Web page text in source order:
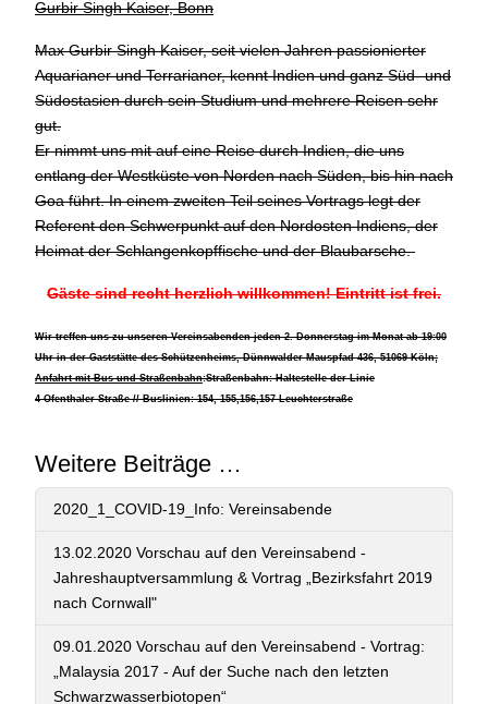
Gurbir Singh Kaiser, Bonn
Max Gurbir Singh Kaiser, seit vielen Jahren passionierter
Aquarianer und Terrarianer, kennt Indien und ganz Süd- und
Südostasien durch sein Studium und mehrere Reisen sehr
gut.
Er nimmt uns mit auf eine Reise durch Indien, die uns
entlang der Westküste von Norden nach Süden, bis hin nach
Goa führt. In einem zweiten Teil seines Vortrags legt der
Referent den Schwerpunkt auf den Nordosten Indiens, der
Heimat der Schlangenkopffische und der Blaubarsche.
Gäste sind recht herzlich willkommen! Eintritt ist frei.
Wir treffen uns zu unseren Vereinsabenden jeden 2. Donnerstag im Monat ab 19:00
Uhr in der Gaststätte des Schützenheims, Dünnwalder Mauspfad 436, 51069 Köln;
Anfahrt mit Bus und Straßenbahn:Straßenbahn: Haltestelle der Linie
4 Ofenthaler Straße // Buslinien: 154, 155,156,157 Leuchterstraße
Weitere Beiträge …
2020_1_COVID-19_Info: Vereinsabende
13.02.2020 Vorschau auf den Vereinsabend -
Jahreshauptversammlung & Vortrag „Bezirksfahrt 2019
nach Cornwall"
09.01.2020 Vorschau auf den Vereinsabend - Vortrag:
„Malaysia 2017 - Auf der Suche nach den letzten
Schwarzwasserbiotopen“